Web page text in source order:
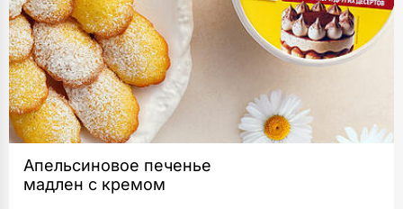
Апельсиновое печенье
мадлен с кремом